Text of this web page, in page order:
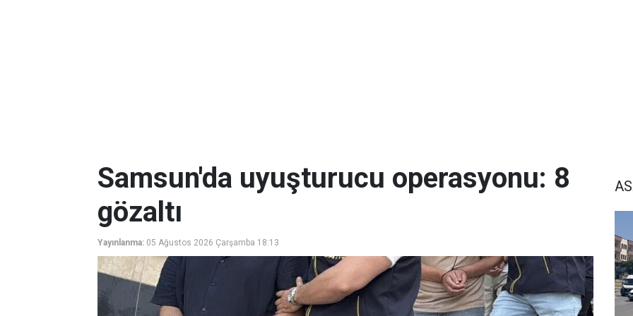
Samsun'da uyuşturucu operasyonu: 8
gözaltı
Yayınlanma: 05 Ağustos 2026 Çarşamba 18:13